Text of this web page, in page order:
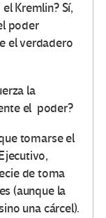
Kremlin? Sí,
poder
el verdadero
la
el poder?
tomarse el
de toma
(aunque la
una cárcel).